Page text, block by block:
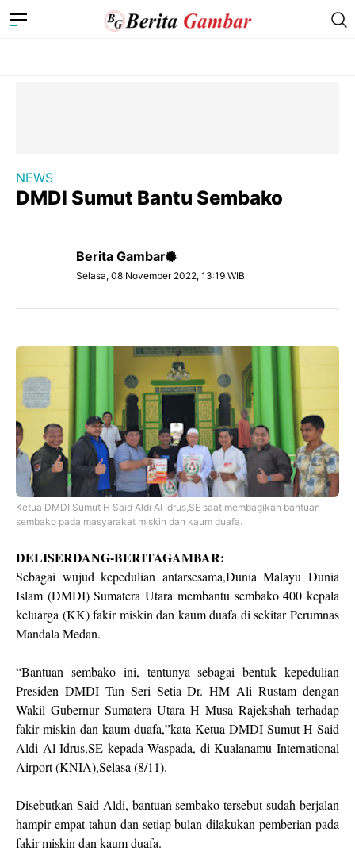
NEWS
DMDI Sumut Bantu Sembako
Berita Gambar
Selasa, 08 November 2022, 13:19 WIB
Ketua DMDI Sumut H Said Aldi Al Idrus,SE saat membagikan bantuan
sembako pada masyarakat miskin dan kaum duafa.
DELISERDANG-BERITAGAMBAR:
Sebagai wujud kepedulian antarsesama,Dunia Malayu Dunia
Islam (DMDI) Sumatera Utara membantu sembako 400 kepala
keluarga (KK) fakir miskin dan kaum duafa di sekitar Perumnas
Mandala Medan.
“Bantuan sembako ini, tentunya sebagai bentuk kepedulian
Presiden DMDI Tun Seri Setia Dr. HM Ali Rustam dengan
Wakil Gubernur Sumatera Utara H Musa Rajekshah terhadap
fakir miskin dan kaum duafa,”kata Ketua DMDI Sumut H Said
Aldi Al Idrus,SE kepada Waspada, di Kualanamu International
Airport (KNIA),Selasa (8/11).
Disebutkan Said Aldi, bantuan sembako tersebut sudah berjalan
hampir empat tahun dan setiap bulan dilakukan pemberian pada
fakir miskin dan kaum duafa.